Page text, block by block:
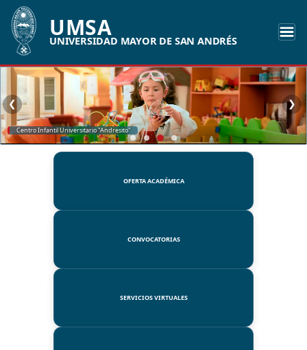
UMSA
UNIVERSIDAD MAYOR DE SAN ANDRÉS
SSUE
❮ ❯
OFERTA ACADÉMICA
CONVOCATORIAS
SERVICIOS VIRTUALES